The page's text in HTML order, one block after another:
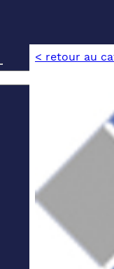
< retour au